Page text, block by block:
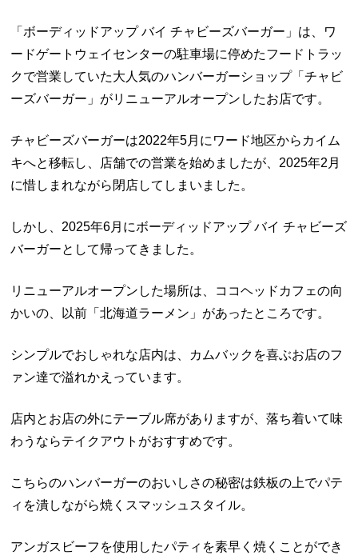
「ボーディッドアップ バイ チャビーズバーガー」は、ワ
ードゲートウェイセンターの駐車場に停めたフードトラッ
クで営業していた大人気のハンバーガーショップ「チャビ
ーズバーガー」がリニューアルオープンしたお店です。
チャビーズバーガーは2022年5月にワード地区からカイム
キへと移転し、店舗での営業を始めましたが、2025年2月
に惜しまれながら閉店してしまいました。
しかし、2025年6月にボーディッドアップ バイ チャビーズ
バーガーとして帰ってきました。
リニューアルオープンした場所は、ココヘッドカフェの向
かいの、以前「北海道ラーメン」があったところです。
シンプルでおしゃれな店内は、カムバックを喜ぶお店のフ
ァン達で溢れかえっています。
店内とお店の外にテーブル席がありますが、落ち着いて味
わうならテイクアウトがおすすめです。
こちらのハンバーガーのおいしさの秘密は鉄板の上でパテ
ィを潰しながら焼くスマッシュスタイル。
アンガスビーフを使用したパティを素早く焼くことができ